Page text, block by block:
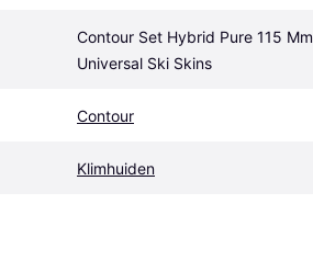
Contour Set Hybrid Pure 115 Mm
Universal Ski Skins
Contour
Klimhuiden